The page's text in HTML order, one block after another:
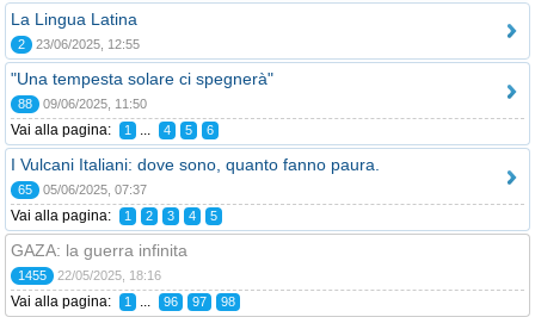
La Lingua Latina
2 23/06/2025, 12:55
"Una tempesta solare ci spegnerà"
88 09/06/2025, 11:50
Vai alla pagina: 1 ... 4 5 6
I Vulcani Italiani: dove sono, quanto fanno paura.
65 05/06/2025, 07:37
Vai alla pagina: 1 2 3 4 5
GAZA: la guerra infinita
1455 22/05/2025, 18:16
Vai alla pagina: 1 ... 96 97 98